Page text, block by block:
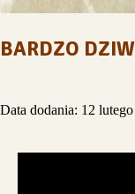
BARDZO
Data dodania: 12